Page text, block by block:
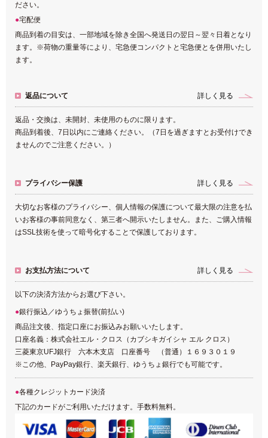
ださい。
宅配便
商品到着の目安は、一部地域を除き全国へ発送日の翌日～翌々日着となり
ます。※荷物の重量等により、宅急便コンパクトと宅急便とを併用いたし
ます。
返品について 詳しく見る
返品・交換は、未開封、未使用のものに限ります。
商品到着後、7日以内にご連絡ください。（7日を過ぎますとお受付けでき
ませんのでご注意ください。）
プライバシー保護 詳しく見る
大切なお客様のプライバシー、個人情報の保護について最大限の注意を払
いお客様の事前同意なく、第三者へ開示いたしません。また、ご購入情報
はSSL技術を使って暗号化することで保護しております。
お支払方法について 詳しく見る
以下の決済方法からお選び下さい。
銀行振込／ゆうちょ振替(前払い)
商品注文後、指定口座にお振込みお願いいたします。
口座名義：株式会社エル・クロス（カブシキガイシャ エル クロス）
三菱東京UFJ銀行 六本木支店 口座番号 （普通）１６９３０１９
※この他、PayPay銀行、楽天銀行、ゆうちょ銀行でも可能です。
各種クレジットカード決済
下記のカードがご利用いただけます。手数料無料。